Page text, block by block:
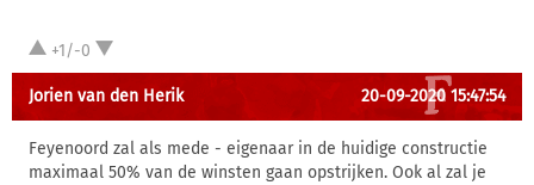
+1/-0
Jorien van den Herik 20-09-2020 15:47:54
Feyenoord zal als mede - eigenaar in de huidige constructie
maximaal 50% van de winsten gaan opstrijken. Ook al zal je